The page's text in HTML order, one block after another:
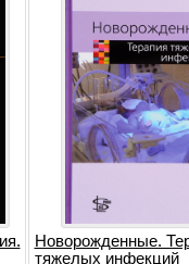
Новорожденные.
тяжелых инфекций